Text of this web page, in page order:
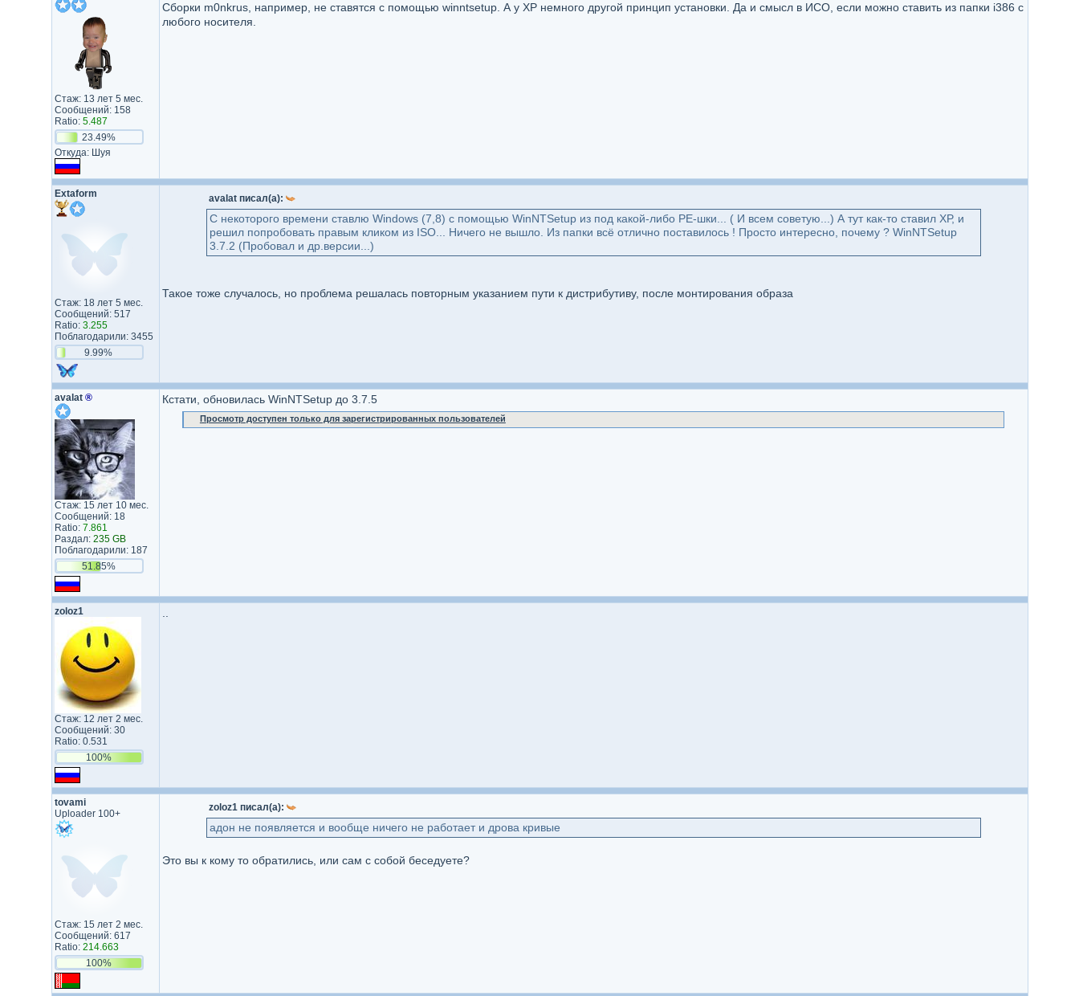
Стаж: 13 лет 5 мес.
Сообщений: 158
Ratio: 5.487
23.49%
Откуда: Шуя
Сборки m0nkrus, например, не ставятся с помощью winntsetup. А у XP немного другой принцип установки. Да и смысл в ИСО, если можно ставить из папки i386 с
любого носителя.
Extaform
Стаж: 18 лет 5 мес.
Сообщений: 517
Ratio: 3.255
Поблагодарили: 3455
9.99%
avalat писал(а):
С некоторого времени ставлю Windows (7,8) с помощью WinNTSetup из под какой-либо РЕ-шки... ( И всем советую...) А тут как-то ставил ХР, и
решил попробовать правым кликом из ISO... Ничего не вышло. Из папки всё отлично поставилось ! Просто интересно, почему ? WinNTSetup
3.7.2 (Пробовал и др.версии...)
Такое тоже случалось, но проблема решалась повторным указанием пути к дистрибутиву, после монтирования образа
avalat ®
Стаж: 15 лет 10 мес.
Сообщений: 18
Ratio: 7.861
Раздал: 235 GB
Поблагодарили: 187
51.85%
Кстати, обновилась WinNTSetup до 3.7.5
Просмотр доступен только для зарегистрированных пользователей
zoloz1
Стаж: 12 лет 2 мес.
Сообщений: 30
Ratio: 0.531
100%
tovami
Uploader 100+
Стаж: 15 лет 2 мес.
Сообщений: 617
Ratio: 214.663
100%
zoloz1 писал(а):
адон не появляется и вообще ничего не работает и дрова кривые
Это вы к кому то обратились, или сам с собой беседуете?